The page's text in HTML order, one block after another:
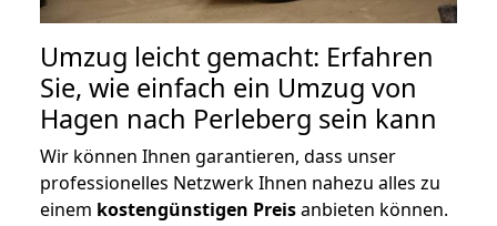
Umzug leicht gemacht: Erfahren
Sie, wie einfach ein Umzug von
Hagen nach Perleberg sein kann
Wir können Ihnen garantieren, dass unser
professionelles Netzwerk Ihnen nahezu alles zu
einem kostengünstigen Preisanbieten können.